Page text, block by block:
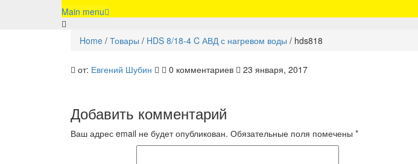
Main menu
Home / Товары / HDS 8/18-4 C АВД с нагревом воды / hds818
hds818
от: Евгений Шубин 0 комментариев 23 января, 2017
Добавить комментарий
Ваш адрес email не будет опубликован. Обязательные поля помечены *